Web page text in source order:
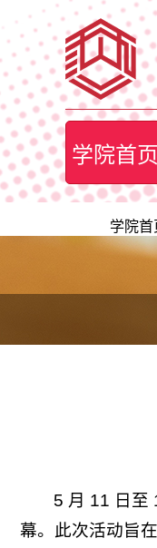
学院首页
学院首
5 月 11 日至
幕。此次活动旨